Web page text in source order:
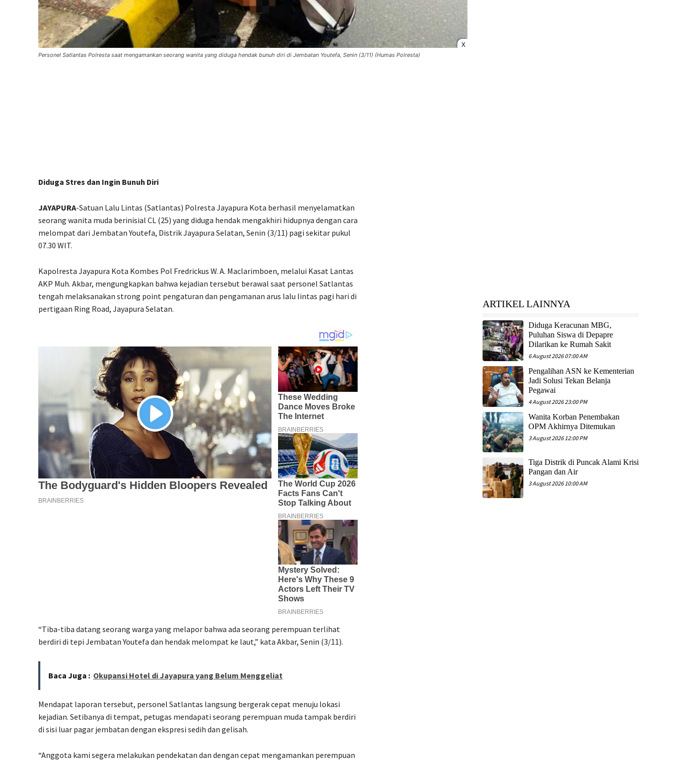
X
Personel Satlantas Polresta saat mengamankan seorang wanita yang diduga hendak bunuh diri di Jembatan Youtefa, Senin (3/11) (Humas Polresta)
Diduga Stres dan Ingin Bunuh Diri
JAYAPURA-Satuan Lalu Lintas (Satlantas) Polresta Jayapura Kota berhasil menyelamatkan
seorang wanita muda berinisial CL (25) yang diduga hendak mengakhiri hidupnya dengan cara
melompat dari Jembatan Youtefa, Distrik Jayapura Selatan, Senin (3/11) pagi sekitar pukul
07.30 WIT.
Kapolresta Jayapura Kota Kombes Pol Fredrickus W. A. Maclarimboen, melalui Kasat Lantas
AKP Muh. Akbar, mengungkapkan bahwa kejadian tersebut berawal saat personel Satlantas
tengah melaksanakan strong point pengaturan dan pengamanan arus lalu lintas pagi hari di
pertigaan Ring Road, Jayapura Selatan.
“Tiba-tiba datang seorang warga yang melapor bahwa ada seorang perempuan terlihat
berdiri di tepi Jembatan Youtefa dan hendak melompat ke laut,” kata Akbar, Senin (3/11).
Baca Juga : Okupansi Hotel di Jayapura yang Belum Menggeliat
Mendapat laporan tersebut, personel Satlantas langsung bergerak cepat menuju lokasi
kejadian. Setibanya di tempat, petugas mendapati seorang perempuan muda tampak berdiri
di sisi luar pagar jembatan dengan ekspresi sedih dan gelisah.
“Anggota kami segera melakukan pendekatan dan dengan cepat mengamankan perempuan
ARTIKEL LAINNYA
Diduga Keracunan MBG,
Puluhan Siswa di Depapre
Dilarikan ke Rumah Sakit
6 August 2026 07:00 AM
Pengalihan ASN ke Kementerian
Jadi Solusi Tekan Belanja
Pegawai
4 August 2026 23:00 PM
Wanita Korban Penembakan
OPM Akhirnya Ditemukan
3 August 2026 12:00 PM
Tiga Distrik di Puncak Alami Krisi
Pangan dan Air
3 August 2026 10:00 AM